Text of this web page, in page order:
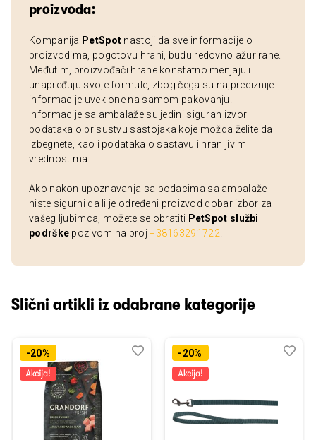
proizvoda:
Kompanija PetSpot nastoji da sve informacije o
proizvodima, pogotovu hrani, budu redovno ažurirane.
Međutim, proizvođači hrane konstatno menjaju i
unapređuju svoje formule, zbog čega su najpreciznije
informacije uvek one na samom pakovanju.
Informacije sa ambalaže su jedini siguran izvor
podataka o prisustvu sastojaka koje možda želite da
izbegnete, kao i podataka o sastavu i hranljivim
vrednostima.
Ako nakon upoznavanja sa podacima sa ambalaže
niste sigurni da li je određeni proizvod dobar izbor za
vašeg ljubimca, možete se obratiti PetSpot službi
podrške pozivom na broj+38163291722
Slični artikli iz odabrane kategorije
-20%
Dodaj
Uporedi-20%